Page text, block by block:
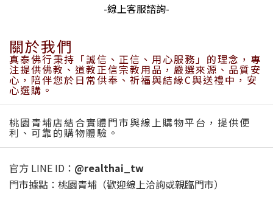
-線上客服諮詢-
關於我們
真泰佛行秉持「誠信、正信、用心服務」的理念，專
注提供佛教、道教正信宗教用品，嚴選來源、品質安
心，陪伴您於日常供奉、祈福與結緣C與送禮中，安
心選購。
桃園青埔店結合實體門市與線上購物平台，提供便
利、可靠的購物體驗。
官方 LINE ID： @realthai_tw
門市據點：桃園青埔（歡迎線上洽詢或親臨門市）